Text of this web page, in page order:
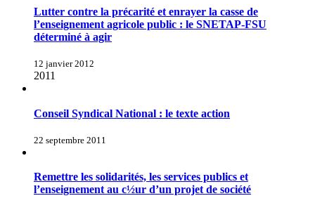
Lutter contre la précarité et enrayer la casse de
l’enseignement agricole public : le SNETAP-FSU
déterminé à agir
12 janvier 2012
2011
Conseil Syndical National : le texte action
22 septembre 2011
Remettre les solidarités, les services publics et
l’enseignement au c½ur d’un projet de société